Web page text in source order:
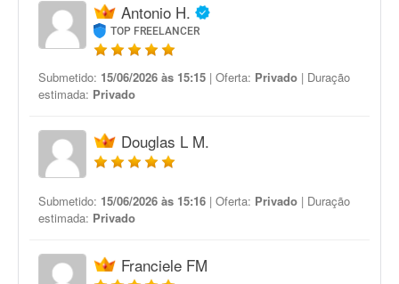
Antonio H.
TOP FREELANCER
Submetido: 15/06/2026 às 15:15 | Oferta: Privado | Duração
estimada: Privado
Douglas L M.
Submetido: 15/06/2026 às 15:16 | Oferta: Privado | Duração
estimada: Privado
Franciele FM